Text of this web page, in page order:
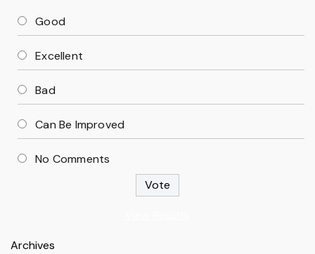
Good
Excellent
Bad
Can Be Improved
No Comments
Archives